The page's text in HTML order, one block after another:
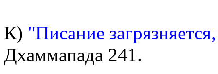
К) "Писание
Дхаммапада 241.